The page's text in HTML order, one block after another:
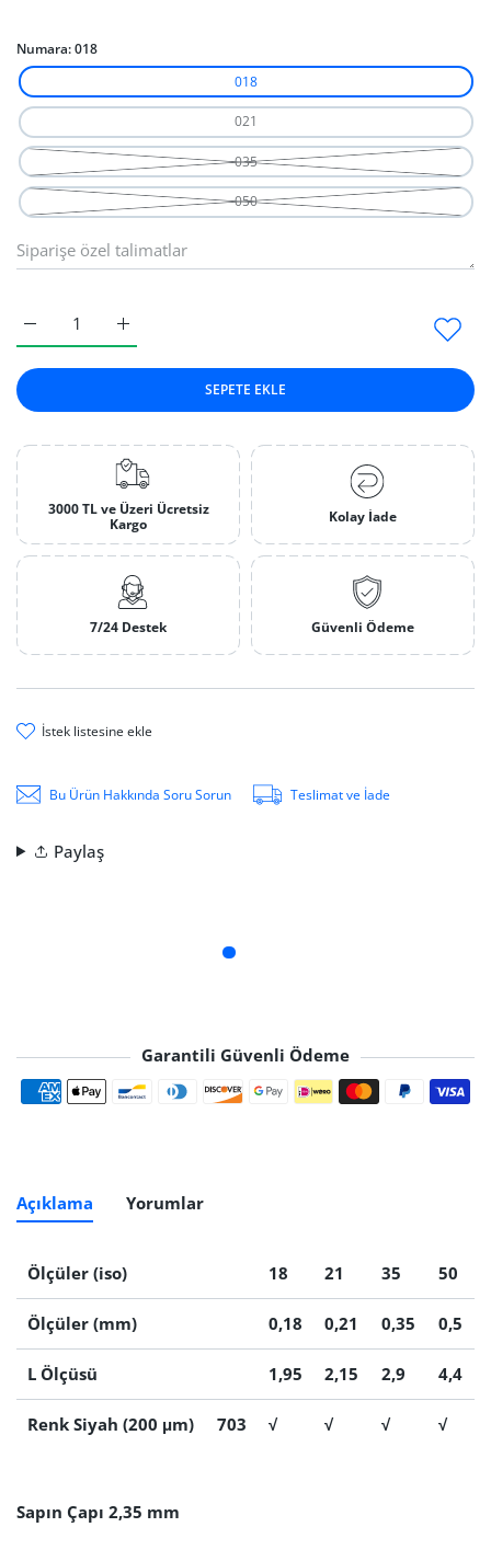
Numara:018
018
021
035
050
Elmas Florantin Köşe (Siyah) 018 için adedi artırın
Elmas Florantin Köşe (Siyah) 018 için adedi artırın
SEPETE EKLE
3000 TL ve Üzeri Ücretsiz
Kargo
Kolay İade
7/24 Destek Güvenli Ödeme
i̇stek li̇stesi̇ne ekle
Bu Ürün Hakkında Soru Sorun Teslimat ve İade
Paylaş
Garantili Güvenli Ödeme
Ödeme yöntemleri
Açıklama Yorumlar
Ölçüler (iso) 18 21 35 50
Ölçüler (mm) 0,18 0,21 0,35 0,5
L Ölçüsü 1,95 2,15 2,9 4,4
Renk Siyah (200 μm) 703 √ √ √ √
Sapın Çapı 2,35 mm